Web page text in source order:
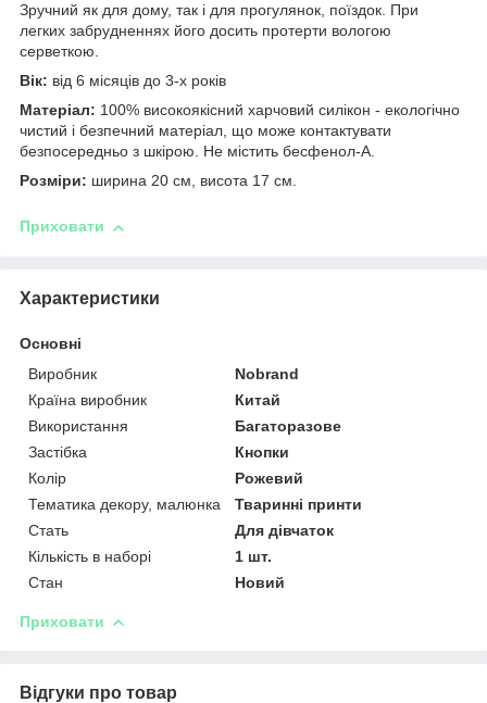
Зручний як для дому, так і для прогулянок, поїздок. При
легких забрудненнях його досить протерти вологою
серветкою.
Вік: від 6 місяців до 3-х років
Матеріал: 100% високоякісний харчовий силікон - екологічно
чистий і безпечний матеріал, що може контактувати
безпосередньо з шкірою. Не містить бесфенол-А.
Розміри: ширина 20 см, висота 17 см.
Приховати
Характеристики
Основні
Виробник
Nobrand
Країна виробник
Китай
Використання
Багаторазове
Застібка
Кнопки
Колір
Рожевий
Тематика декору, малюнка
Тваринні принти
Стать
Для дівчаток
Кількість в наборі
1 шт.
Стан
Новий
Приховати
Відгуки про товар